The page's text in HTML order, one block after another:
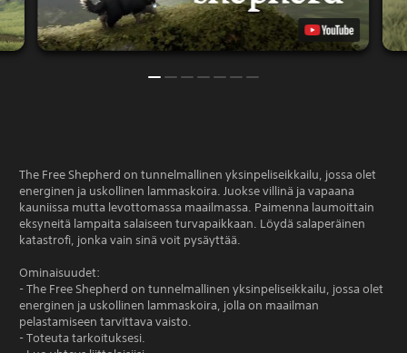
The Free Shepherd on tunnelmallinen yksinpeliseikkailu, jossa olet
energinen ja uskollinen lammaskoira. Juokse villinä ja vapaana
kauniissa mutta levottomassa maailmassa. Paimenna laumoittain
eksyneitä lampaita salaiseen turvapaikkaan. Löydä salaperäinen
katastrofi, jonka vain sinä voit pysäyttää.
Ominaisuudet:
- The Free Shepherd on tunnelmallinen yksinpeliseikkailu, jossa olet
energinen ja uskollinen lammaskoira, jolla on maailman
pelastamiseen tarvittava vaisto.
- Toteuta tarkoituksesi.